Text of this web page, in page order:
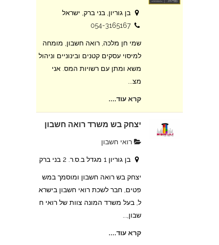
בן גוריון, בני ברק, ישראל
054-3165167
שמי חן מלכה, רואה חשבון, מומחה
למיסוי עסקים קטנים ובינוניים וניהול
משא ומתן עם רשויות המס. אני
מצ...
קרא עוד....
יצחק בש משרד רואה חשבון
רואי חשבון
בן גוריון 1 מגדל ב.ס.ר. 2 בני ברק
יצחק בש רואה חשבון ומוסמך במש
פטים, חבר לשכת רואי חשבון בישרא
ל, בעל משרד המונה צוות של רואי ח
שבון,...
קרא עוד....